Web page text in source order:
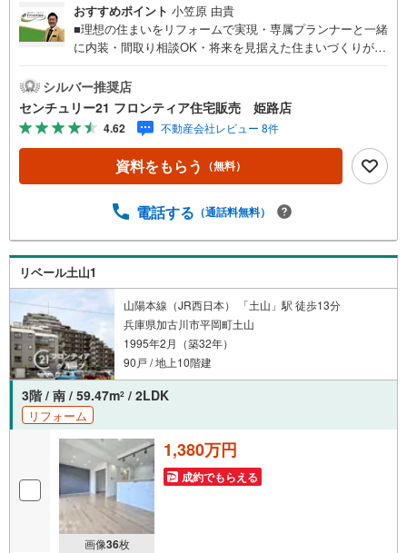
おすすめポイント 小笠原 由貴
■理想の住まいをリフォームで実現・専属プランナーと一緒
に内装・間取り相談OK・将来を見据えた住まいづくりが可
クトサイズ・南向きバルコニーから光が差し込む明るいLD
K■安心の暮らしをサポート・管理人日勤・オートロック完
備・宅配BOX付きで不在時も安心・駐車場空きあり（詳細
はお問い合わせください）■生活に便利な立地・イオン土山
店まで徒歩約9分・JR「土山」駅まで徒歩10分・国道2号線
すぐ横で車アクセスも良好 弊社が選ばれる理由 1.お金の扱
ポート！2.買い替えなどにも対応できる売却専門チームあ
なるように審査が可能！4.物件のお引渡し後に必要になっ
たお家のリフォームも弊社のリフォームプランナーがご提
案！5.定期的にご連絡を繋ぎ、有事の際に迅速にサポート
いたします
シルバー推奨店
センチュリー21 フロンティア住宅販売 姫路店
4.62 不動産会社レビュー 8件
資料をもらう （無料）
電話する （通話料無料）
リベール土山1
山陽本線（JR西日本） 「土山」駅 徒歩13分
兵庫県加古川市平岡町土山
1995年2月（築32年）
90戸 / 地上10階建
3階 / 南 / 59.47m2 / 2LDK
リフォーム
画像36枚
1,380万円
成約でもらえる